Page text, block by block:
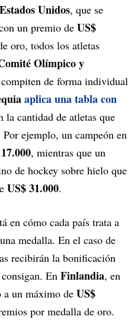
Estados Unidos, que se
un premio de US$
oro, todos los atletas
Olímpico y
de forma individual
aplica una tabla con
la cantidad de atletas que
ejemplo, un campeón en
, mientras que un
de hockey sobre hielo que
US$ 31.000.
en cómo cada país trata a
medalla. En el caso de
recibirán la bonificación
En Finlandia, en
un máximo de US$
por medalla de oro.